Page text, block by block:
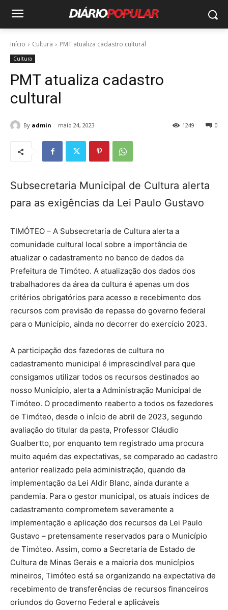
Início Cultura PMT atualiza cadastro cultural
Cultura
PMT atualiza cadastro
cultural
By admin maio 24, 2023 0
1249
Subsecretaria Municipal de Cultura alerta
para as exigências da Lei Paulo Gustavo
TIMÓTEO – A Subsecretaria de Cultura alerta a
comunidade cultural local sobre a importância de
atualizar o cadastramento no banco de dados da
Prefeitura de Timóteo. A atualização dos dados dos
trabalhadores da área da cultura é apenas um dos
critérios obrigatórios para acesso e recebimento dos
recursos com previsão de repasse do governo federal
para o Município, ainda no decorrer do exercício 2023.
A participação dos fazedores de cultura no
cadastramento municipal é imprescindível para que
consigamos utilizar todos os recursos destinados ao
nosso Município, alerta a Administração Municipal de
Timóteo. O procedimento reaberto a todos os fazedores
de Timóteo, desde o início de abril de 2023, segundo
avaliação do titular da pasta, Professor Cláudio
Gualbertto, por enquanto tem registrado uma procura
muito aquém das expectativas, se comparado ao cadastro
anterior realizado pela administração, quando da
implementação da Lei Aldir Blanc, ainda durante a
pandemia. Para o gestor municipal, os atuais índices de
cadastramento comprometem severamente a
implementação e aplicação dos recursos da Lei Paulo
Gustavo – pretensamente reservados para o Município
de Timóteo. Assim, como a Secretaria de Estado de
Cultura de Minas Gerais e a maioria dos municípios
mineiros, Timóteo está se organizando na expectativa de
recebimento de transferências de recursos financeiros
oriundos do Governo Federal e aplicáveis